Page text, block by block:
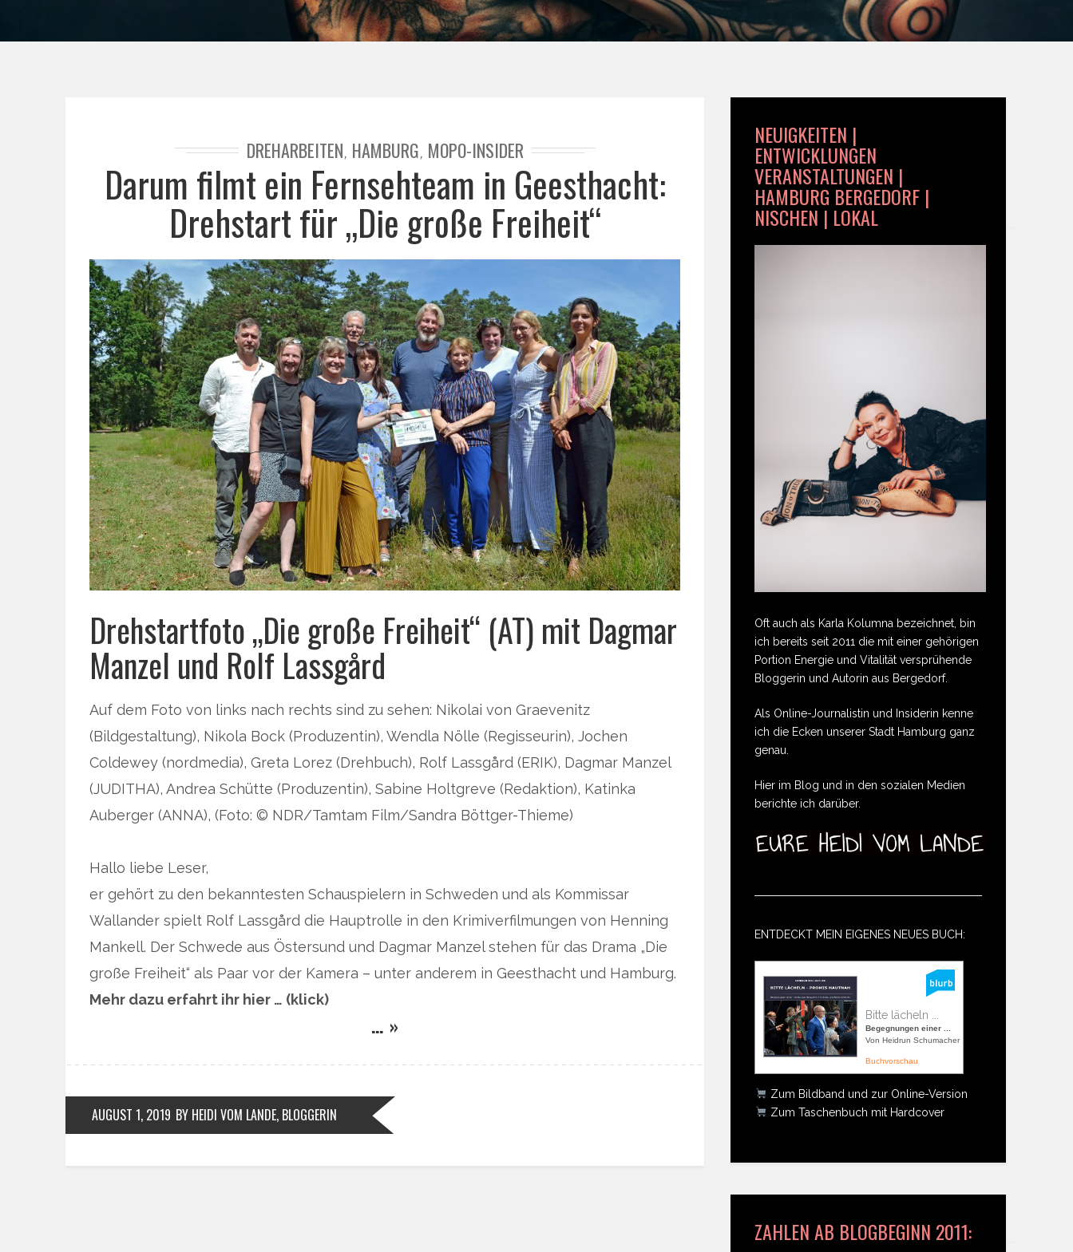
DREHARBEITEN, HAMBURG, MOPO-INSIDER
Darum filmt ein Fernsehteam in Geesthacht:
Drehstart für „Die große Freiheit“
Drehstartfoto „Die große Freiheit“ (AT) mit Dagmar
Manzel und Rolf Lassgård
Auf dem Foto von links nach rechts sind zu sehen: Nikolai von Graevenitz
(Bildgestaltung), Nikola Bock (Produzentin), Wendla Nölle (Regisseurin), Jochen
Coldewey (nordmedia), Greta Lorez (Drehbuch), Rolf Lassgård (ERIK), Dagmar Manzel
(JUDITHA), Andrea Schütte (Produzentin), Sabine Holtgreve (Redaktion), Katinka
Auberger (ANNA), (Foto: © NDR/Tamtam Film/Sandra Böttger-Thieme)
Hallo liebe Leser,
er gehört zu den bekanntesten Schauspielern in Schweden und als Kommissar
Wallander spielt Rolf Lassgård die Hauptrolle in den Krimiverfilmungen von Henning
Mankell. Der Schwede aus Östersund und Dagmar Manzel stehen für das Drama „Die
große Freiheit“ als Paar vor der Kamera – unter anderem in Geesthacht und Hamburg.
Mehr dazu erfahrt ihr hier … (klick)
… »
AUGUST 1, 2019 BY HEIDI VOM LANDE, BLOGGERIN
NEUIGKEITEN |
ENTWICKLUNGEN
VERANSTALTUNGEN |
HAMBURG BERGEDORF |
NISCHEN | LOKAL
Oft auch als Karla Kolumna bezeichnet, bin
ich bereits seit 2011 die mit einer gehörigen
Portion Energie und Vitalität versprühende
Bloggerin und Autorin aus Bergedorf.
Als Online-Journalistin und Insiderin kenne
ich die Ecken unserer Stadt Hamburg ganz
genau.
Hier im Blog und in den sozialen Medien
berichte ich darüber.
ENTDECKT MEIN EIGENES NEUES BUCH:
Bitte lächeln ...
Begegnungen einer ...
Von Heidrun Schumacher
Buchvorschau
Zum Bildband und zur Online-Version
Zum Taschenbuch mit Hardcover
ZAHLEN AB BLOGBEGINN 2011: